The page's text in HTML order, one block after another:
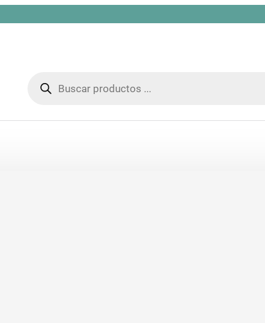
productos